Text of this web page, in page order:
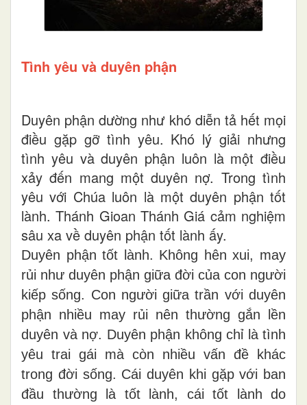
Tình yêu và duyên phận
Duyên phận dường như khó diễn tả hết mọi
điều gặp gỡ tình yêu. Khó lý giải nhưng
tình yêu và duyên phận luôn là một điều
xảy đến mang một duyên nợ. Trong tình
yêu với Chúa luôn là một duyên phận tốt
lành. Thánh Gioan Thánh Giá cảm nghiệm
sâu xa về duyên phận tốt lành ấy.
Duyên phận tốt lành. Không hên xui, may
rủi như duyên phận giữa đời của con người
kiếp sống. Con người giữa trần với duyên
phận nhiều may rủi nên thường gắn lền
duyên và nợ. Duyên phận không chỉ là tình
yêu trai gái mà còn nhiều vấn đề khác
trong đời sống. Cái duyên khi gặp với ban
đầu thường là tốt lành, cái tốt lành do